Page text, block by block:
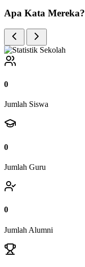
Apa Kata Mereka?
0
Jumlah Siswa
0
Jumlah Guru
0
Jumlah Alumni